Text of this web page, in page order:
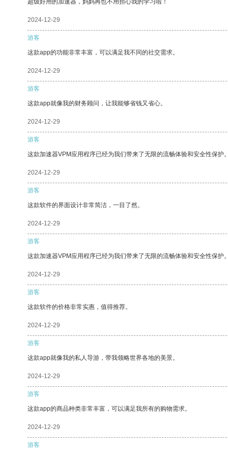
超级好用的加速器，妈妈再也不用担心我的学习啦！
2024-12-29
游客
这款app的功能非常丰富，可以满足我不同的社交需求。
2024-12-29
游客
这款app就像我的财务顾问，让我能够省钱又省心。
2024-12-29
游客
这款加速器VPM应用程序已经为我们带来了无限的流畅体验和安全性保护
2024-12-29
游客
这款软件的界面设计非常简洁，一目了然。
2024-12-29
游客
这款加速器VPM应用程序已经为我们带来了无限的流畅体验和安全性保护
2024-12-29
游客
这款软件的价格非常实惠，值得推荐。
2024-12-29
游客
这款app就像我的私人导游，带我领略世界各地的美景。
2024-12-29
游客
这款app的商品种类非常丰富，可以满足我所有的购物需求。
2024-12-29
游客